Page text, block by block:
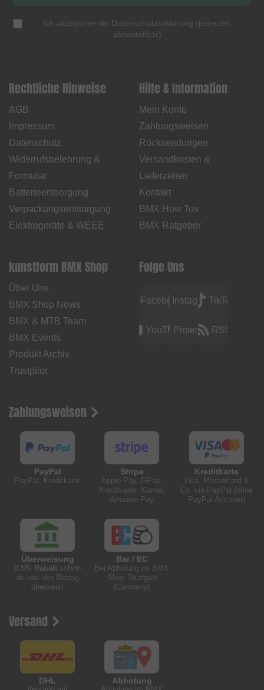
Ich akzeptiere die Datenschutzerklärung (jederzeit
abbestellbar)
Rechtliche Hinweise
AGB
Impressum
Datenschutz
Widerrufsbelehrung &
Formular
Batterieentsorgung
Verpackungsentsorgung
Elektrogeräte & WEEE
Hilfe & Information
Mein Konto
Zahlungsweisen
Rücksendungen
Versandkosten &
Lieferzeiten
Kontakt
BMX How Tos
BMX Ratgeber
kunstform BMX Shop
Über Uns
BMX Shop News
BMX & MTB Team
BMX Events
Produkt Archiv
Trustpilot
Folge Uns
FacebookInstagramTikTok
YouTubePinterest RSS
Zahlungsweisen
PayPal
PayPal, Kreditkarte
Stripe
Apple Pay, GPay,
Kreditkarte, Klarna,
Amazon Pay
Kreditkarte
Visa, Mastercard &
Co. via PayPal (ohne
PayPal Account)
Überweisung
0,5% Rabatt sofern
du uns den Betrag
überweist
Bar / EC
Bei Abholung im BMX
Shop Stuttgart
(Germany)
Versand
DHL Abholung